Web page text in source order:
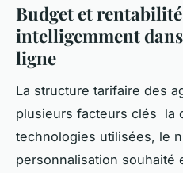
Budget et
intelligemment
ligne
La structure tarifaire des
plusieurs facteurs clés la
technologies utilisées, le
personnalisation